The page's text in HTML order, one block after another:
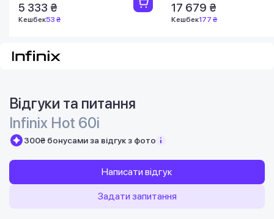
5 333 ₴
Кешбек53 ₴
17 679 ₴
Кешбек177 ₴
Відгуки та питання
Infinix Hot 60i
300₴ бонусами за відгук з фото
Написати відгук
Задати запитання